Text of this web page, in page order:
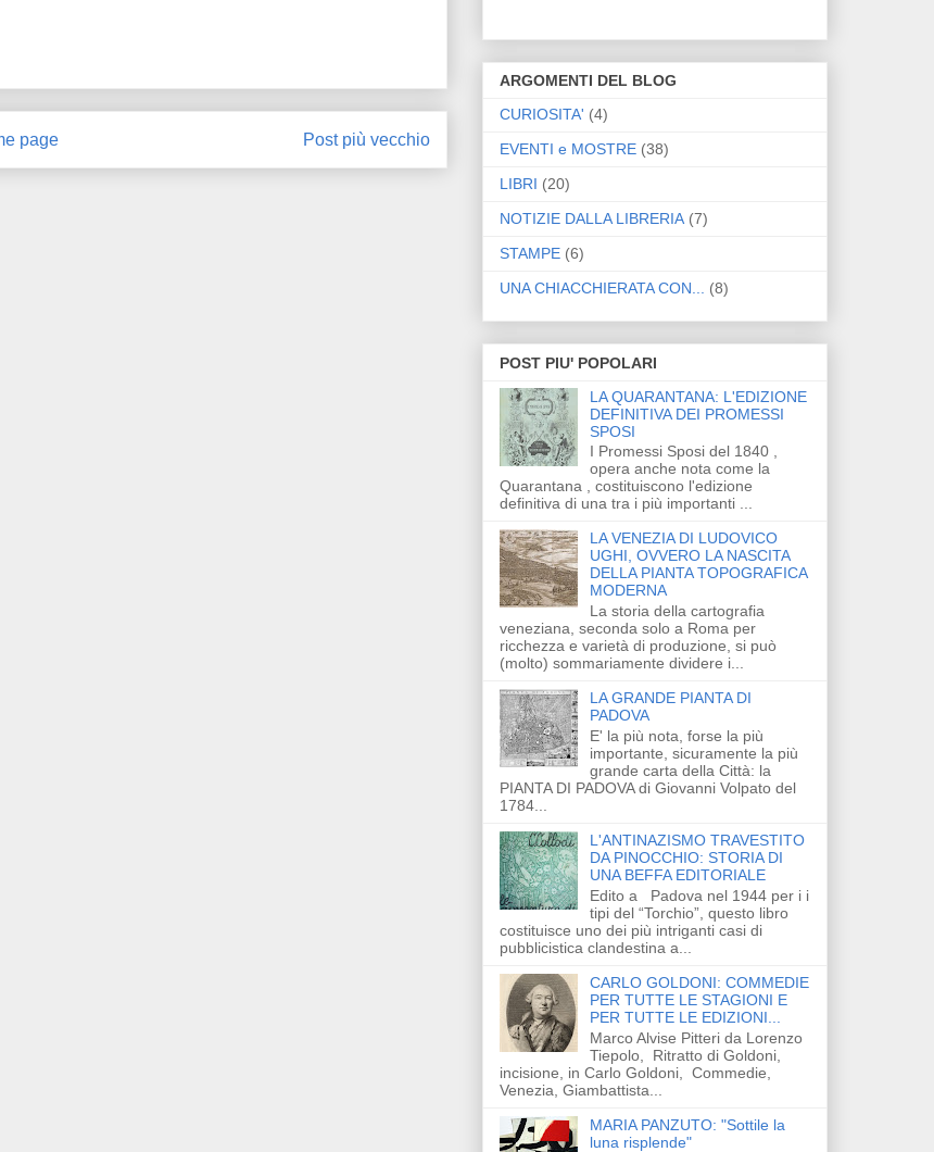
Post più vecchio
page
ARGOMENTI DEL BLOG
CURIOSITA' (4)
EVENTI e MOSTRE (38)
LIBRI (20)
NOTIZIE DALLA LIBRERIA (7)
STAMPE (6)
UNA CHIACCHIERATA CON...
(8)
POST PIU' POPOLARI
LA QUARANTANA: L'EDIZIONE
DEFINITIVA DEI PROMESSI
SPOSI
I Promessi Sposi del 1840 ,
opera anche nota come la
Quarantana , costituiscono l'edizione
definitiva di una tra i più importanti ...
LA VENEZIA DI LUDOVICO
UGHI, OVVERO LA NASCITA
DELLA PIANTA TOPOGRAFICA
MODERNA
La storia della cartografia
veneziana, seconda solo a Roma per
ricchezza e varietà di produzione, si può
(molto) sommariamente dividere i...
LA GRANDE PIANTA DI
PADOVA
E' la più nota, forse la più
importante, sicuramente la più
grande carta della Città: la
PIANTA DI PADOVA di Giovanni Volpato del
1784...
L'ANTINAZISMO TRAVESTITO
DA PINOCCHIO: STORIA DI
UNA BEFFA EDITORIALE
Edito a Padova nel 1944 per i i
tipi del “Torchio”, questo libro
costituisce uno dei più intriganti casi di
pubblicistica clandestina a...
CARLO GOLDONI: COMMEDIE
PER TUTTE LE STAGIONI E
PER TUTTE LE EDIZIONI...
Marco Alvise Pitteri da Lorenzo
Tiepolo, Ritratto di Goldoni,
incisione, in Carlo Goldoni, Commedie,
Venezia, Giambattista...
MARIA PANZUTO: "Sottile la
luna risplende"